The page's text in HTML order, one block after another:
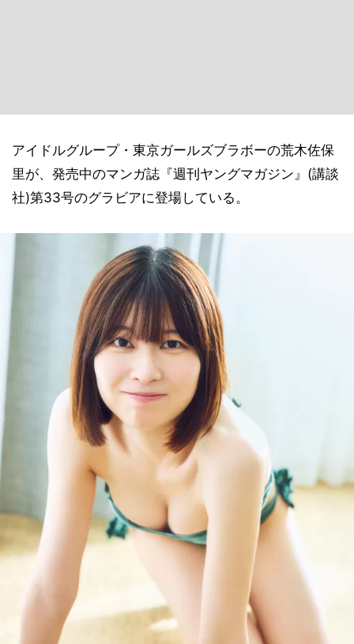
アイドルグループ・東京ガールズブラボーの荒木佐保
里が、発売中のマンガ誌『週刊ヤングマガジン』(講談
社)第33号のグラビアに登場している。